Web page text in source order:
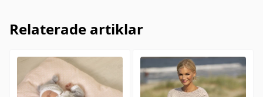
Relaterade artiklar